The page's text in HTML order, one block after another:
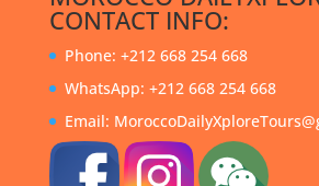
CONTACT INFO:
Phone: +212 668 254 668
WhatsApp: +212 668 254 668
Email: